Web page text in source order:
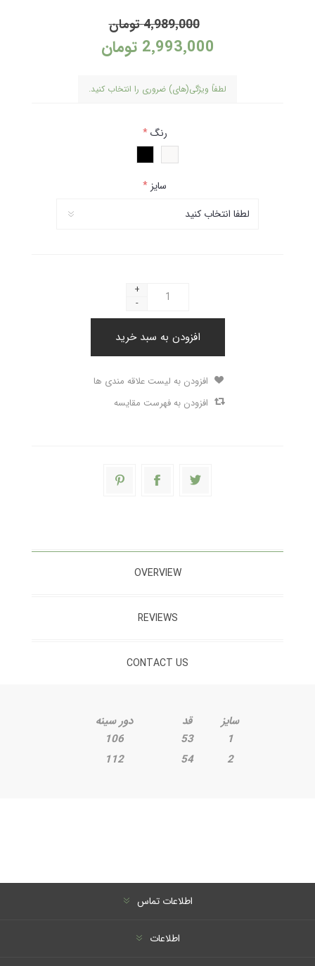
4٬989٬000 تومان
2٬993٬000 تومان
لطفاً ویژگی(های) ضروری را انتخاب کنید.
رنگ*
سایز *
+
-
افزودن به سبد خرید
افزودن به لیست علاقه مندی ها
افزودن به فهرست مقایسه
OVERVIEW
REVIEWS
CONTACT US
سایز قد
دور سینه
1
53
106
2
54
112
اطلاعات تماس
اطلاعات